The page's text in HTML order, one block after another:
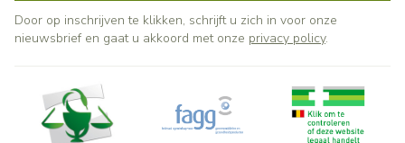
Door op inschrijven te klikken, schrijft u zich in voor onze
nieuwsbrief en gaat u akkoord met onze privacy policy.